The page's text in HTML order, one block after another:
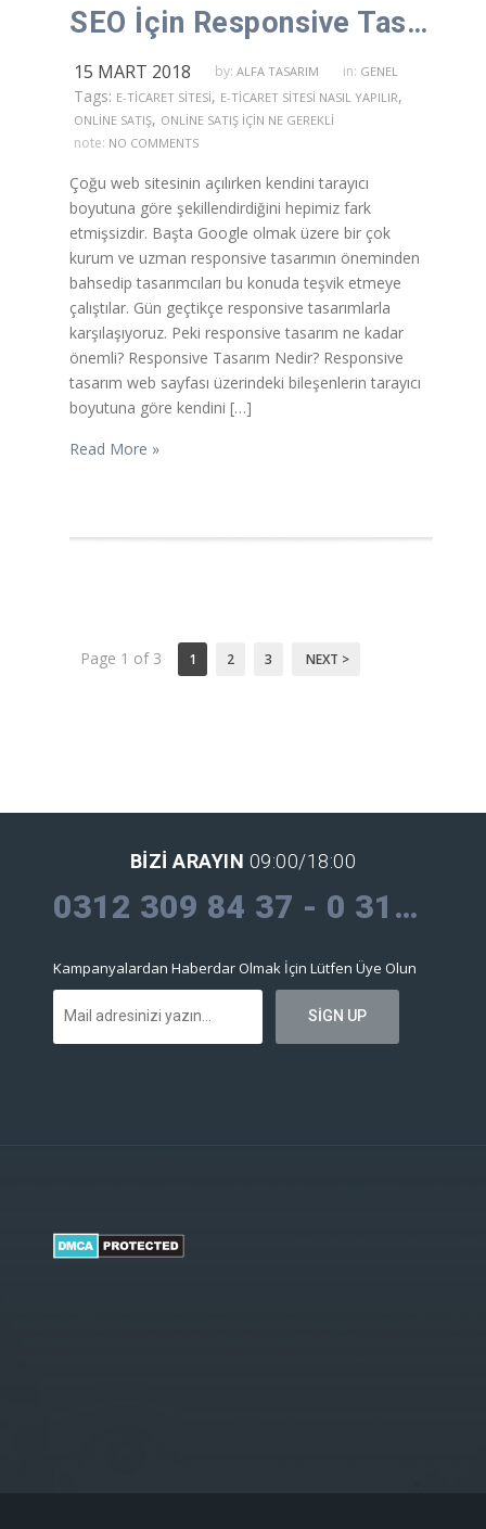
SEO İçin Responsive Tasarım
15 MART 2018 by: ALFA TASARIM in: GENEL
Tags: E-TICARET SITESI, E-TICARET SITESI NASIL YAPILIR,
ONLINE SATIŞ, ONLINE SATIŞ IÇIN NE GEREKLI
note: NO COMMENTS
Çoğu web sitesinin açılırken kendini tarayıcı
boyutuna göre şekillendirdiğini hepimiz fark
etmişsizdir. Başta Google olmak üzere bir çok
kurum ve uzman responsive tasarımın öneminden
bahsedip tasarımcıları bu konuda teşvik etmeye
çalıştılar. Gün geçtikçe responsive tasarımlarla
karşılaşıyoruz. Peki responsive tasarım ne kadar
önemli? Responsive Tasarım Nedir? Responsive
tasarım web sayfası üzerindeki bileşenlerin tarayıcı
boyutuna göre kendini […]
Read More »
Page 1 of 3 1 2 3 NEXT >
BIZI ARAYIN 09:00/18:00
0312 309 84 37 - 0 312 309 30 09
Kampanyalardan Haberdar Olmak İçin Lütfen Üye Olun